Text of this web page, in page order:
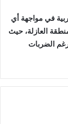
في مواجهة أي
العازلة، حيث
الضربات